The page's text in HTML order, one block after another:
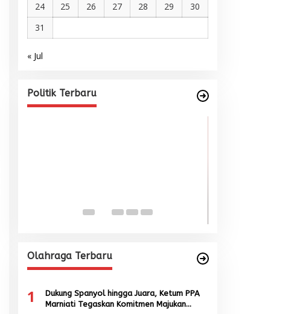
24
25 26 27 28 29
30
31
« Jul
Politik Terbaru
Internasional dari Spanyol dan
Malaysia
Di BERITA, POLITIK
Olahraga Terbaru
1
Dukung Spanyol hingga Juara, Ketum PPA
Marniati Tegaskan Komitmen Majukan